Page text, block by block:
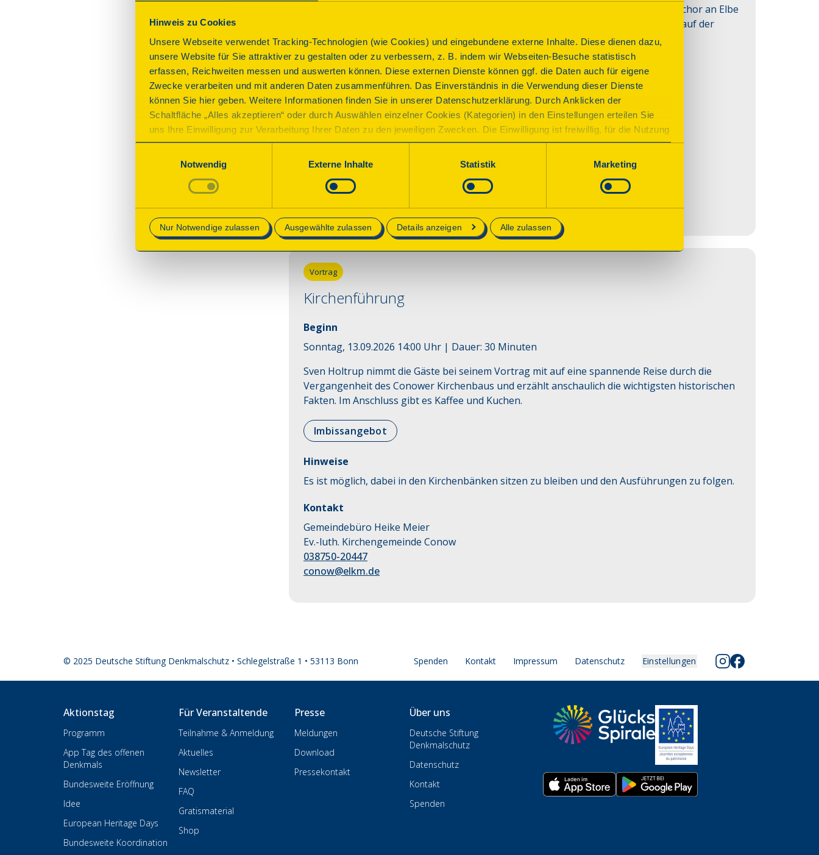
Hinweis zu Cookies
Unsere Webseite verwendet Tracking-Technologien (wie Cookies) und eingebundene externe Inhalte. Diese dienen dazu,
unsere Website für Sie attraktiver zu gestalten oder zu verbessern, z. B. indem wir Webseiten-Besuche statistisch
erfassen, Reichweiten messen und auswerten können. Diese externen Dienste können ggf. die Daten auch für eigene
Zwecke verarbeiten und mit anderen Daten zusammenführen. Das Einverständnis in die Verwendung dieser Dienste
können Sie hier geben. Weitere Informationen finden Sie in unserer Datenschutzerklärung. Durch Anklicken der
Schaltfläche „Alles akzeptieren“ oder durch Auswählen einzelner Cookies (Kategorien) in den Einstellungen erteilen Sie
uns Ihre Einwilligung zur Verarbeitung Ihrer Daten zu den jeweiligen Zwecken. Die Einwilligung ist freiwillig, für die Nutzung
des Onlineangebots nicht erforderlich und kann jederzeit aktualisiert oder widerrufen werden. Wenn Sie das Consent Tool
mit „Speichern“ bestätigen, werden nur essenzielle Cookies auf der Webseite gesetzt, die technisch notwendig und für den
Notwendig
Externe Inhalte Statistik Marketing
Nur Notwendige zulassen Ausgewählte zulassen Details anzeigen Alle zulassen
Hrsg. von Christian Hildebrand (Malliß) 2024, Erstaufführung in neuer Zeit; Kirchenchor an Elbe
und Elde (Ltg. Dorothea Uibel) & Jannes Wendt (Orgel) & Orgelmusik der Romantik auf der
historischen Friese-Orgel (Dorothea Uibel)
Anmeldung
E-Mail: conow@elkm.de
Telefon: 038750 20447
keine Anmeldung erforderlich
Kontakt
Gemeindebüro Heike Meier
038750-20447
Vortrag
Kirchenführung
Beginn
Sonntag, 13.09.2026 14:00 Uhr | Dauer: 30 Minuten
Sven Holtrup nimmt die Gäste bei seinem Vortrag mit auf eine spannende Reise durch die
Vergangenheit des Conower Kirchenbaus und erzählt anschaulich die wichtigsten historischen
Fakten. Im Anschluss gibt es Kaffee und Kuchen.
Imbissangebot
Hinweise
Es ist möglich, dabei in den Kirchenbänken sitzen zu bleiben und den Ausführungen zu folgen.
Kontakt
Gemeindebüro Heike Meier
Ev.-luth. Kirchengemeinde Conow
038750-20447
conow@elkm.de
© 2025 Deutsche Stiftung Denkmalschutz • Schlegelstraße 1 • 53113 Bonn Spenden Kontakt Impressum Datenschutz Einstellungen
Aktionstag
Programm
App Tag des offenen
Denkmals
Bundesweite Eröffnung
Idee
European Heritage Days
Bundesweite Koordination
Für Veranstaltende
Teilnahme & Anmeldung
Aktuelles
Newsletter
FAQ
Gratismaterial
Shop
Presse
Meldungen
Download
Pressekontakt
Über uns
Deutsche Stiftung
Denkmalschutz
Datenschutz
Kontakt
Spenden